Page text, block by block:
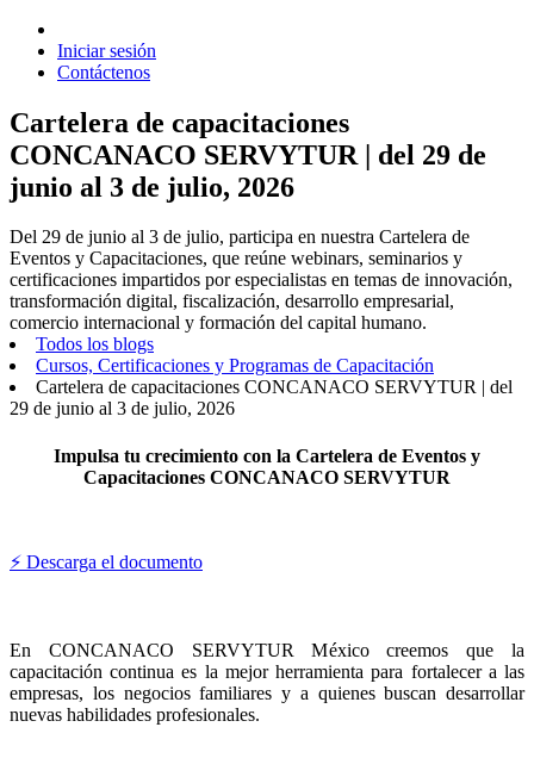
Iniciar sesión
Contáctenos
Cartelera de capacitaciones
CONCANACO SERVYTUR | del 29 de
junio al 3 de julio, 2026
Del 29 de junio al 3 de julio, participa en nuestra Cartelera de
Eventos y Capacitaciones, que reúne webinars, seminarios y
certificaciones impartidos por especialistas en temas de innovación,
transformación digital, fiscalización, desarrollo empresarial,
comercio internacional y formación del capital humano.
Todos los blogs
Cursos, Certificaciones y Programas de Capacitación
Cartelera de capacitaciones CONCANACO SERVYTUR | del
29 de junio al 3 de julio, 2026
Impulsa tu crecimiento con la Cartelera de Eventos y
Capacitaciones CONCANACO SERVYTUR
⚡ Descarga el documento
En CONCANACO SERVYTUR México creemos que la
capacitación continua es la mejor herramienta para fortalecer a las
empresas, los negocios familiares y a quienes buscan desarrollar
nuevas habilidades profesionales.